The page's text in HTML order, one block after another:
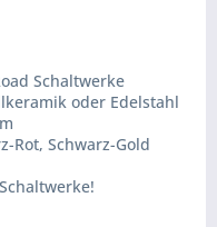
Schaltwerke
oder Edelstahl
Rot, Schwarz-Gold